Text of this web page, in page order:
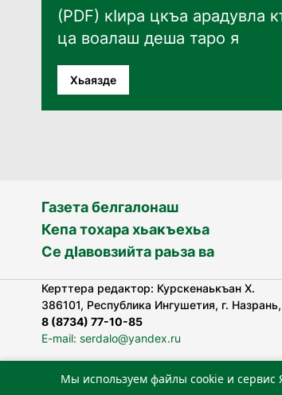
(PDF) кӀира цкъа арадувла
ца воалаш деша таро я
Хьаязде
Газета белгалонаш
Кепа тохара хьакъехьа
Се дӀавовзийта раьза ва
Керттера редактор: Курскенаькъан Х.
386101, Республика Ингушетия, г.
8 (8734) 77-10-85
E-mail: serdalo@yandex.ru
«Сердало» газета арадувлар чIоагIдаьд
Мы используем файлы cookie и сервис